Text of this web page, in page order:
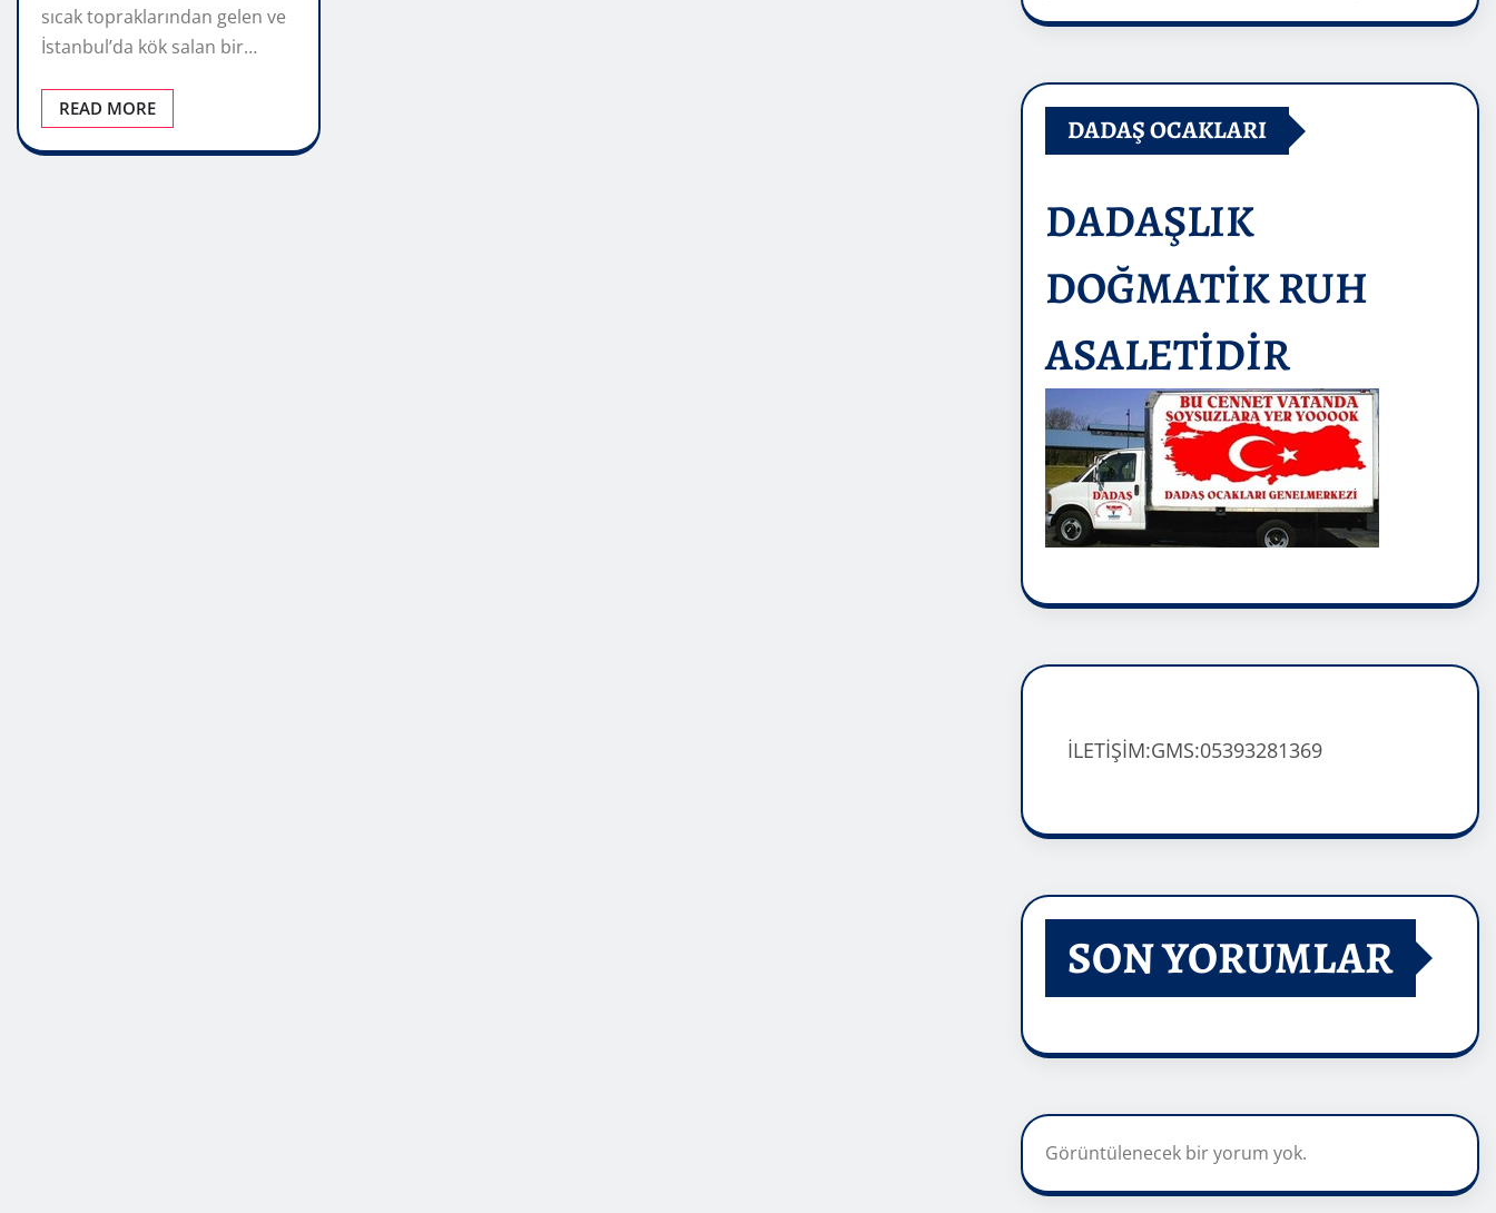
sıcak topraklarından gelen ve
İstanbul’da kök salan bir…
READ MORE
DADAŞ OCAKLARI
DADAŞLIK
DOĞMATİK RUH
ASALETİDİR
İLETİŞİM:GMS:05393281369
SON YORUMLAR
Görüntülenecek bir yorum yok.